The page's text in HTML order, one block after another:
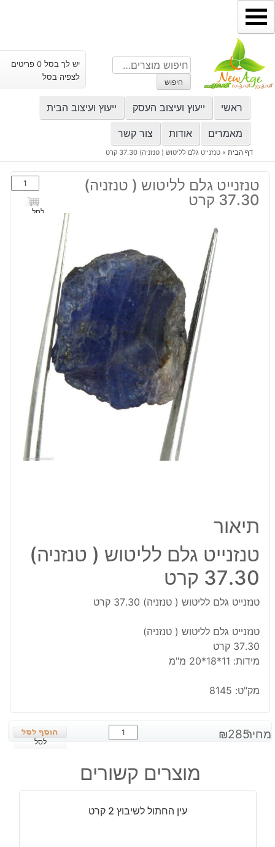
דילוג
לתוכן
חיפוש
עבור:
חיפוש
יש לך בסל 0 פריטים
לצפיה בסל
ראשי ייעוץ ועיצוב העסק ייעוץ ועיצוב הבית
מאמרים אודות צור קשר
דף הבית» טנזנייט גלם לליטוש ( טנזניה) 37.30 קרט
טנזנייט גלם לליטוש ( טנזניה)
37.30 קרט
כמות
של
טנזנייט
לסל
תיאור
טנזנייט גלם לליטוש ( טנזניה)
37.30 קרט
טנזנייט גלם לליטוש ( טנזניה) 37.30 קרט
טנזנייט גלם לליטוש ( טנזניה)
37.30 קרט
מידות: 11*18*20 מ"מ
מק"ט: 8145
מחיר: ₪285
כמות
של
גלם
לליטוש
טנזניה)
לסל
מוצרים קשורים
עין החתול לשיבוץ 2 קרט